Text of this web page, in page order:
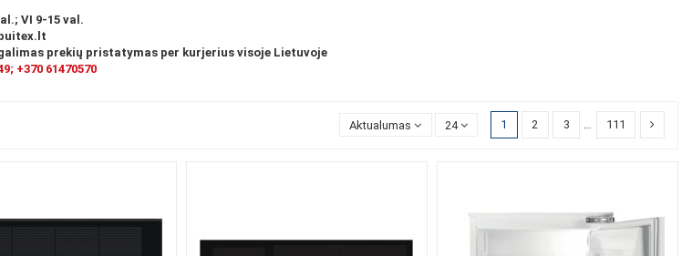
VI 9-15 val.
prekių pristatymas per kurjerius visoje Lietuvoje
+370 61470570
Aktualumas 24 1 2 3 … 111